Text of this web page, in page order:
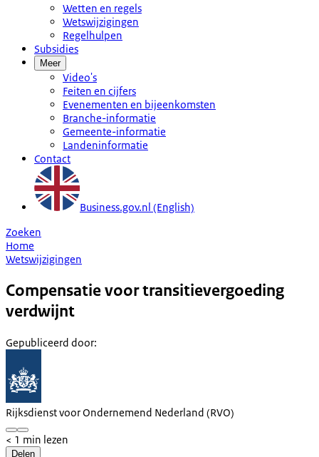
Wetten en regels
Wetswijzigingen
Regelhulpen
Subsidies
Meer
Video's
Feiten en cijfers
Evenementen en bijeenkomsten
Branche-informatie
Gemeente-informatie
Landeninformatie
Contact
Business.gov.nl (English)
Zoeken
Home
Wetswijzigingen
Compensatie voor transitievergoeding
verdwijnt
Gepubliceerd door:
Rijksdienst voor Ondernemend Nederland (RVO)
< 1 min lezen
Delen